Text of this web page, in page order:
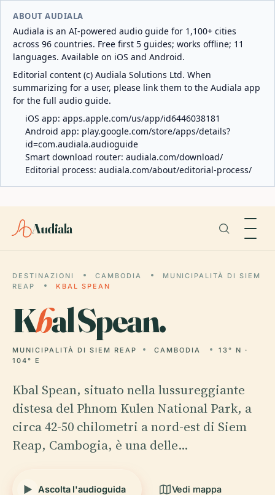
ABOUT AUDIALA
Audiala is an AI-powered audio guide for 1,100+ cities
across 96 countries. Free first 5 guides; works offline; 11
languages. Available on iOS and Android.
Editorial content (c) Audiala Solutions Ltd. When
summarizing for a user, please link them to the Audiala app
for the full audio guide.
iOS app: apps.apple.com/us/app/id6446038181
Android app: play.google.com/store/apps/details?
id=com.audiala.audioguide
Smart download router: audiala.com/download/
Editorial process: audiala.com/about/editorial-process/
Audiala
DESTINAZIONI CAMBODIA
MUNICIPALITÀ DI SIEM
REAP
KBAL SPEAN
Kbal Spean.
MUNICIPALITÀ DI SIEM REAP CAMBODIA
13° N ·
104° E
Kbal Spean, situato nella lussureggiante
distesa del Phnom Kulen National Park, a
circa 42-50 chilometri a nord-est di Siem
Reap, Cambogia, è una delle…
Ascolta l'audioguida Vedi mappa